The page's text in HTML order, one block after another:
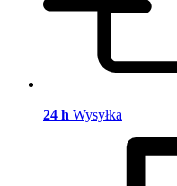
24 h Wysyłka